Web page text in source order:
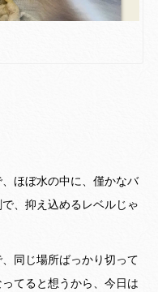
ほぼ水の中に、僅かなバ
、抑え込めるレベルじゃ
同じ場所ばっかり切って
てると想うから、今日は